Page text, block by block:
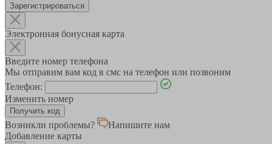
Зарегистрироваться
Электронная бонусная карта
Введите номер телефона
Мы отправим вам код в смс на телефон или позвоним
Телефон:
Изменить номер
Возникли проблемы?
Напишите нам
Добавление карты